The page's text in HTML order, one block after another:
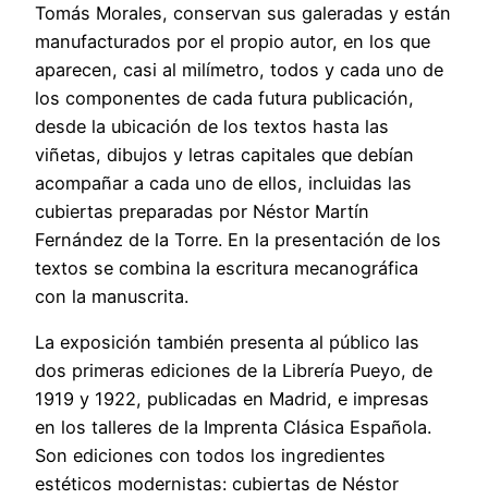
Tomás Morales, conservan sus galeradas y están
manufacturados por el propio autor, en los que
aparecen, casi al milímetro, todos y cada uno de
los componentes de cada futura publicación,
desde la ubicación de los textos hasta las
viñetas, dibujos y letras capitales que debían
acompañar a cada uno de ellos, incluidas las
cubiertas preparadas por Néstor Martín
Fernández de la Torre. En la presentación de los
textos se combina la escritura mecanográfica
con la manuscrita.
La exposición también presenta al público las
dos primeras ediciones de la Librería Pueyo, de
1919 y 1922, publicadas en Madrid, e impresas
en los talleres de la Imprenta Clásica Española.
Son ediciones con todos los ingredientes
estéticos modernistas: cubiertas de Néstor